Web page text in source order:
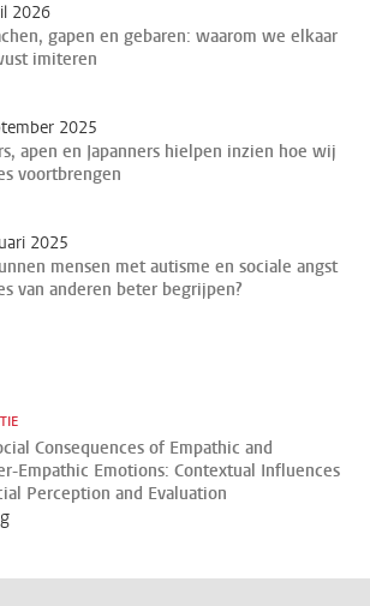
2026
gapen en gebaren: waarom we elkaar
imiteren
2025
apen en Japanners hielpen inzien hoe wij
voortbrengen
2025
mensen met autisme en sociale angst
van anderen beter begrijpen?
Consequences of Empathic and
Empathic Emotions: Contextual Influences
Perception and Evaluation